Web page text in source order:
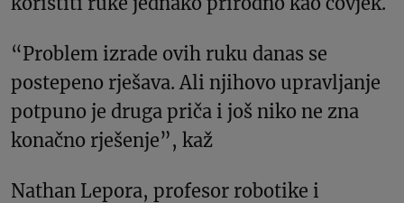
“Problem izrade ovih ruku danas se
postepeno rješava. Ali njihovo upravljanje
potpuno je druga priča i još niko ne zna
konačno rješenje”, kaž
Nathan Lepora, profesor robotike i